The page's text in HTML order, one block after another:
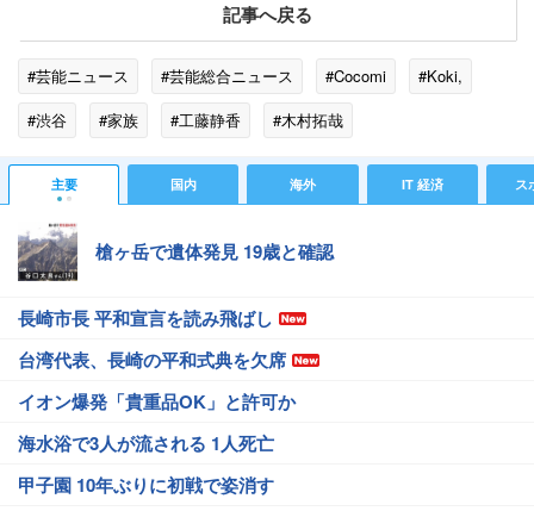
記事へ戻る
#芸能ニュース #芸能総合ニュース #Cocomi
#Koki,
#渋谷
#家族 #工藤静香 #木村拓哉
主要 国内 海外 IT 経済 ス
槍ヶ岳で遺体発見 19歳と確認
長崎市長 平和宣言を読み飛ばし
台湾代表、長崎の平和式典を欠席
イオン爆発「貴重品OK」と許可か
海水浴で3人が流される 1人死亡
甲子園 10年ぶりに初戦で姿消す